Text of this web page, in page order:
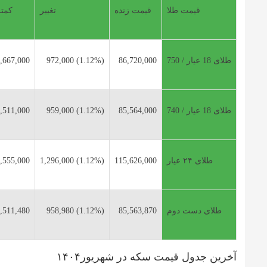
قیمت طلا قیمت زنده تغییر
طلای 18 عیار / 750 86,720,000
(1.12%) 972,000
طلای 18 عیار / 740 85,564,000
(1.12%) 959,000
طلای ۲۴ عیار 115,626,000
(1.12%) 1,296,000
طلای دست دوم 85,563,870
(1.12%) 958,980
آخرین جدول قیمت سکه در شهریور۱۴۰۴